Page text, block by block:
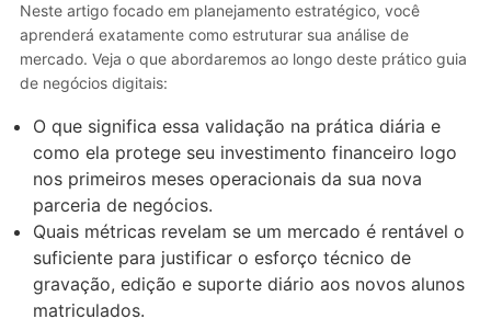
Neste artigo focado em planejamento estratégico, você
aprenderá exatamente como estruturar sua análise de
mercado. Veja o que abordaremos ao longo deste prático guia
de negócios digitais:
O que significa essa validação na prática diária e
como ela protege seu investimento financeiro logo
nos primeiros meses operacionais da sua nova
parceria de negócios.
Quais métricas revelam se um mercado é rentável o
suficiente para justificar o esforço técnico de
gravação, edição e suporte diário aos novos alunos
matriculados.